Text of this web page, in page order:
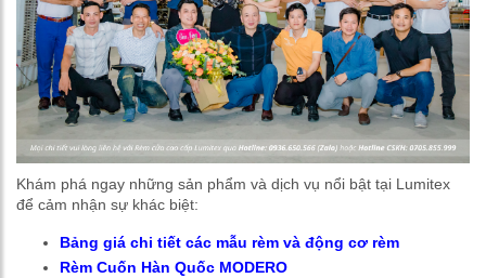
Khám phá ngay những sản phẩm và dịch vụ nổi bật tại Lumitex
để cảm nhận sự khác biệt:
Bảng giá chi tiết các mẫu rèm và động cơ rèm
Rèm Cuốn Hàn Quốc MODERO